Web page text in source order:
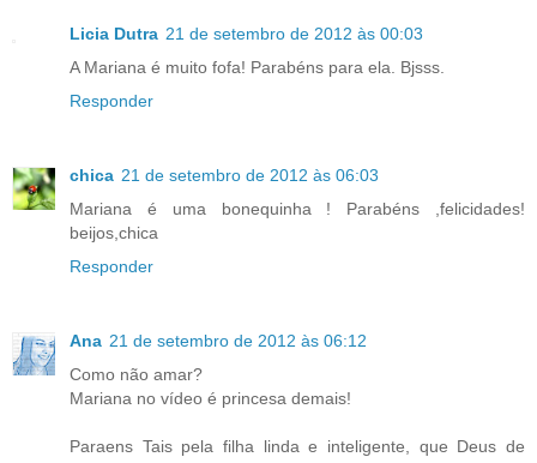
Licia Dutra 21 de setembro de 2012 às 00:03
A Mariana é muito fofa! Parabéns para ela. Bjsss.
Responder
chica 21 de setembro de 2012 às 06:03
Mariana é uma bonequinha ! Parabéns ,felicidades!
beijos,chica
Responder
Ana 21 de setembro de 2012 às 06:12
Como não amar?
Mariana no vídeo é princesa demais!
Paraens Tais pela filha linda e inteligente, que Deus de